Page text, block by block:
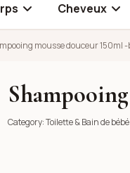
Cheveux
mousse douceur 150ml
-babylin's
Category:Toilette & Bain de bébé